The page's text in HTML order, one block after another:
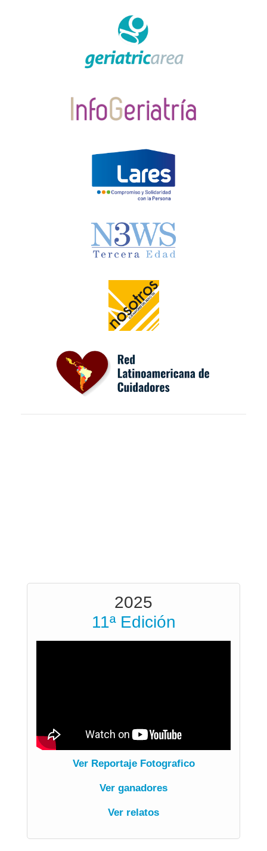
2025
11ª Edición
Ver Reportaje Fotografico
Ver ganadores
Ver relatos